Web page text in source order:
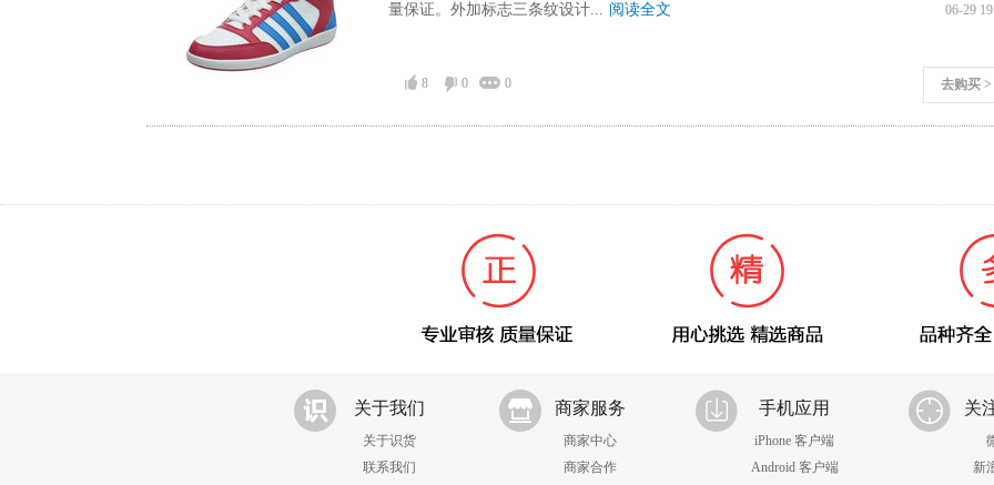
量保证。外加标志三条纹设计... 阅读全文 06-29
去购买 >
8 0 0
关于我们
关于识货
联系我们
商家服务
商家中心
商家合作
手机应用
iPhone 客户端
Android 客户端
关
新